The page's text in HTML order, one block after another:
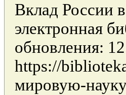
Вклад России
электронная
обновления:
https://
мировую-